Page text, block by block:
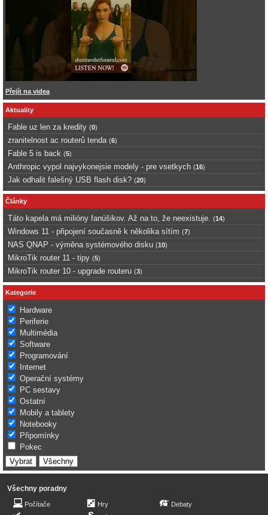
Přejít na videa
Aktuality
Fable uz len za kredity (0)
zranitelnost ac routerů tenda (6)
Fable 5 is back (5)
Anthropic vypol najvykonejsie modely - pre vsetkych (16)
Jak odhalit falešný USB flash disk? (20)
Články
Táto kapela má milióny fanúšikov. Až na to, že neexistuje. (14)
Windows 11 - připojení současně k několika sítím (7)
NAS QNAP - výměna systémového disku (10)
MikroTik router 11 - tipy (5)
MikroTik router 10 - upgrade routeru (3)
Kategorie
Hardware
Periferie
Multimédia
Software
Programování
Internet
Operační systémy
PC sestavy
Ostatní
Mobily a tablety
Notebooky
Připomínky
Pokec
Všechny poradny
Počítače
Hry
Debaty